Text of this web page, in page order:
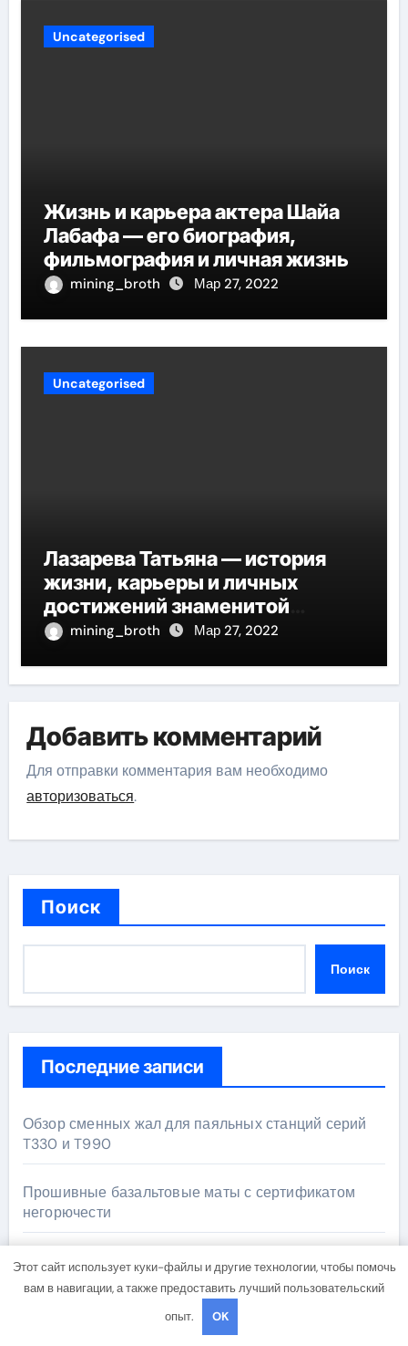
Uncategorised
Жизнь и карьера актера Шайа
Лабафа — его биография,
фильмография и личная жизнь
mining_broth Мар 27, 2022
Uncategorised
Лазарева Татьяна — история
жизни, карьеры и личных
достижений знаменитой
актрисы, восходящей на олимп
mining_broth Мар 27, 2022
Добавить комментарий
Для отправки комментария вам необходимо
авторизоваться.
Поиск
Поиск
Последние записи
Обзор сменных жал для паяльных станций серий
T330 и T990
Прошивные базальтовые маты с сертификатом
негорючести
Освоение современных профессий в онлайн-
Этот сайт использует куки-файлы и другие технологии, чтобы помочь
вам в навигации, а также предоставить лучший пользовательский
опыт.
OK